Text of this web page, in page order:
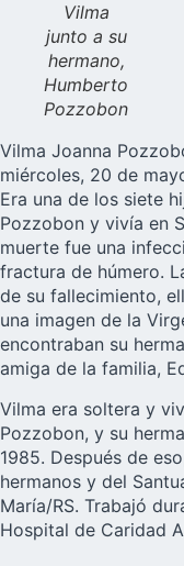
Vilma
junto a su
hermano,
Humberto
Pozzobon
Vilma Joanna
miércoles, 20 de
Era una de los siete
Pozzobon y vivía en
muerte fue una
fractura de húmero.
de su fallecimiento,
una imagen de la
encontraban su
amiga de la familia,
Vilma era soltera y
Pozzobon, y su
1985. Después de
hermanos y del
María/RS. Trabajó
Hospital de Caridad